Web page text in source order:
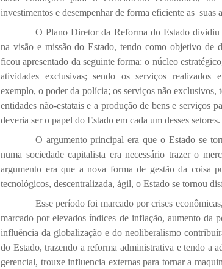
investimentos e desempenhar de forma eficiente as suas
O Plano Diretor da Reforma do Estado dividiu
na visão e missão do Estado, tendo como objetivo de
ficou apresentado da seguinte forma: o núcleo
atividades exclusivas; sendo os serviços realizados
exemplo, o poder da polícia; os serviços não exclusivos,
entidades não-estatais e a produção de bens e serviços
deveria ser o papel do Estado em cada um desses setores.
O argumento principal era que o Estado se
numa sociedade capitalista era necessário trazer o
argumento era que a nova forma de gestão da coisa
tecnológicos, descentralizada, ágil, o Estado se tornou
Esse período foi marcado por crises
marcado por elevados índices de inflação, aumento da
influência da globalização e do neoliberalismo
do Estado, trazendo a reforma administrativa e tendo a
gerencial, trouxe influencia externas para tornar a